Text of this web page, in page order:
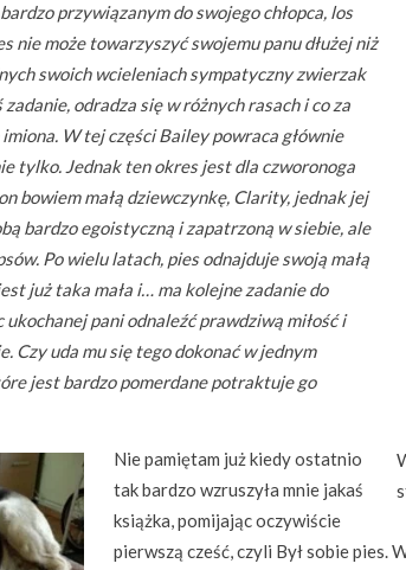
przywiązanym do swojego chłopca, los
nie może towarzyszyć swojemu panu dłużej niż
swoich wcieleniach sympatyczny zwierzak
odradza się w różnych rasach i co za
W tej części Bailey powraca głównie
tylko. Jednak ten okres jest dla czworonoga
bowiem małą dziewczynkę, Clarity, jednak jej
bardzo egoistyczną i zapatrzoną w siebie, ale
Po wielu latach, pies odnajduje swoją małą
już taka mała i… ma kolejne zadanie do
pani odnaleźć prawdziwą miłość i
Czy uda mu się tego dokonać w jednym
jest bardzo pomerdane potraktuje go
Nie pamiętam już kiedy ostatnio
tak bardzo wzruszyła mnie jakaś
książka, pomijając oczywiście
pierwszą cześć, czyli Był sobie pies.